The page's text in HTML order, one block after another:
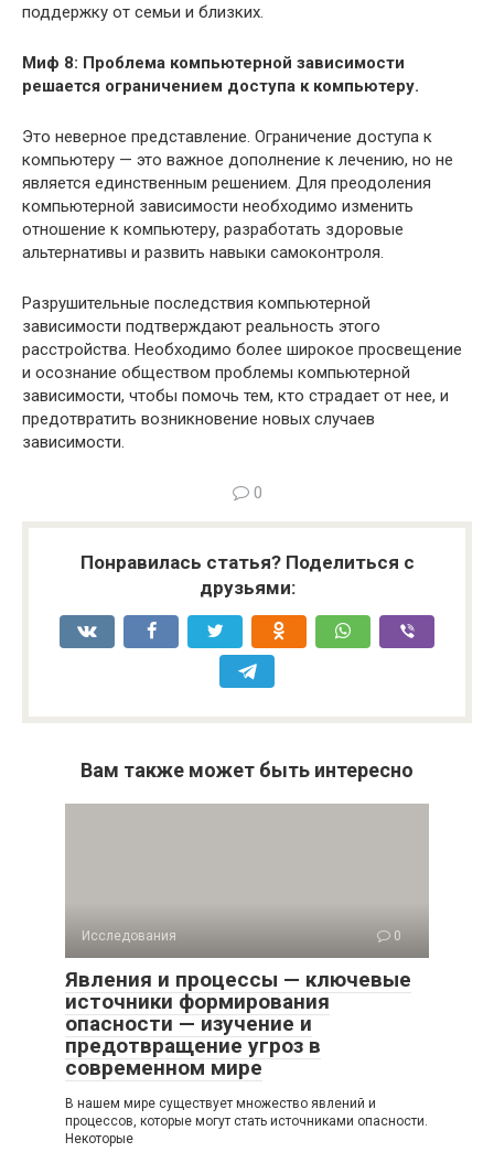
поддержку от семьи и близких.
Миф 8: Проблема компьютерной зависимости
решается ограничением доступа к компьютеру.
Это неверное представление. Ограничение доступа к
компьютеру — это важное дополнение к лечению, но не
является единственным решением. Для преодоления
компьютерной зависимости необходимо изменить
отношение к компьютеру, разработать здоровые
альтернативы и развить навыки самоконтроля.
Разрушительные последствия компьютерной
зависимости подтверждают реальность этого
расстройства. Необходимо более широкое просвещение
и осознание обществом проблемы компьютерной
зависимости, чтобы помочь тем, кто страдает от нее, и
предотвратить возникновение новых случаев
зависимости.
0
Понравилась статья? Поделиться с
друзьями:
Вам также может быть интересно
Исследования 0
Явления и процессы — ключевые
источники формирования
опасности — изучение и
предотвращение угроз в
современном мире
В нашем мире существует множество явлений и
процессов, которые могут стать источниками опасности.
Некоторые